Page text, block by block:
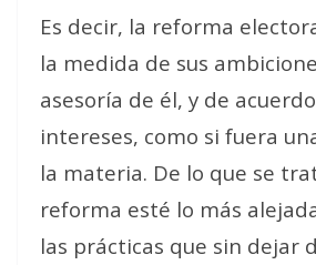
Es decir, la reforma
la medida de sus
asesoría de él, y de
intereses, como si fuera
la materia. De lo que se
reforma esté lo más
las prácticas que sin dejar